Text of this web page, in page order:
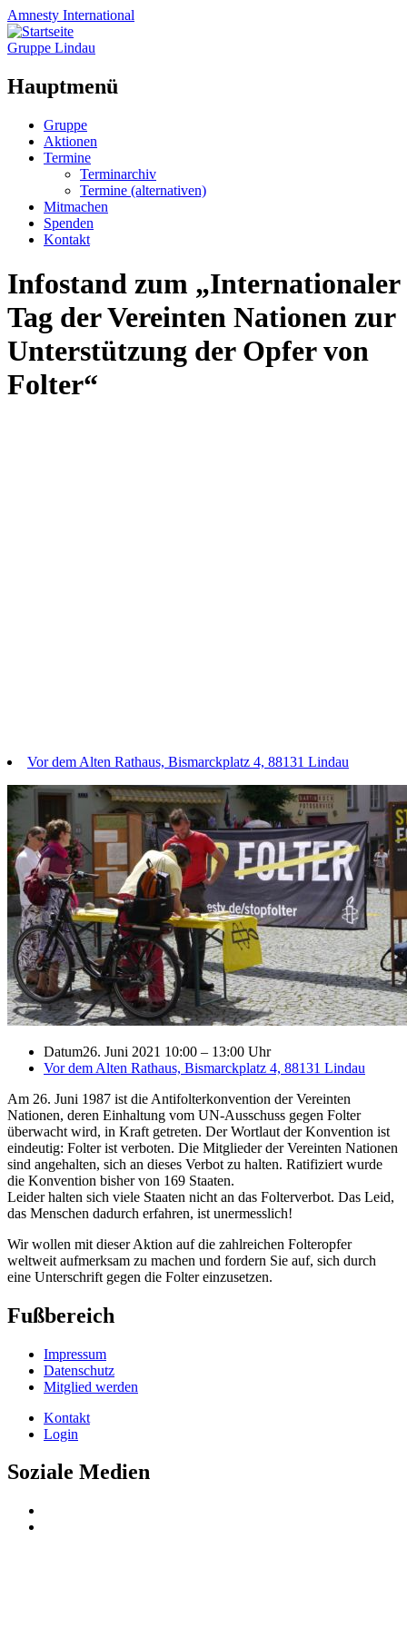
Amnesty International
Gruppe Lindau
Hauptmenü
Zum
Inhalt
springen
Gruppe
Aktionen
Termine
Terminarchiv
Termine (alternativen)
Mitmachen
Spenden
Kontakt
Infostand zum „Internationaler
Tag der Vereinten Nationen zur
Unterstützung der Opfer von
Folter“
Vor dem Alten Rathaus, Bismarckplatz 4, 88131 Lindau
Datum26. Juni 2021 10:00 – 13:00 Uhr
Vor dem Alten Rathaus, Bismarckplatz 4, 88131 Lindau
Am 26. Juni 1987 ist die Antifolterkonvention der Vereinten
Nationen, deren Einhaltung vom UN-Ausschuss gegen Folter
überwacht wird, in Kraft getreten. Der Wortlaut der Konvention ist
eindeutig: Folter ist verboten. Die Mitglieder der Vereinten Nationen
sind angehalten, sich an dieses Verbot zu halten. Ratifiziert wurde
die Konvention bisher von 169 Staaten.
Leider halten sich viele Staaten nicht an das Folterverbot. Das Leid,
das Menschen dadurch erfahren, ist unermesslich!
Wir wollen mit dieser Aktion auf die zahlreichen Folteropfer
weltweit aufmerksam zu machen und fordern Sie auf, sich durch
eine Unterschrift gegen die Folter einzusetzen.
Fußbereich
Impressum
Datenschutz
Mitglied werden
Kontakt
Login
Soziale Medien